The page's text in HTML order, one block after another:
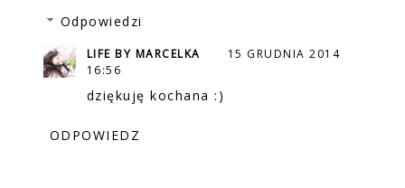
Odpowiedzi
LIFE BY MARCELKA
15 GRUDNIA 2014
16:56
dziękuję kochana :)
ODPOWIEDZ